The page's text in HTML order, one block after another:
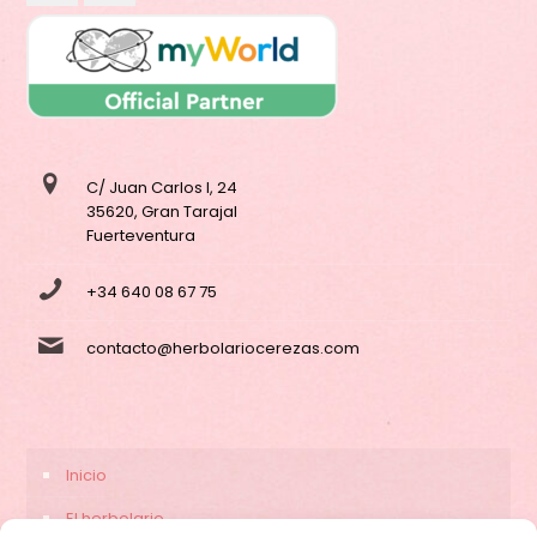
C/ Juan Carlos I, 24
35620, Gran Tarajal
Fuerteventura
+34 640 08 67 75
contacto@herbolariocerezas.com
Inicio
El herbolario